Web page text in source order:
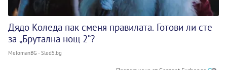
Дядо Коледа пак сменя правилата. Готови ли сте
за „Брутална нощ 2“?
MelomanBG - Sled5.bg